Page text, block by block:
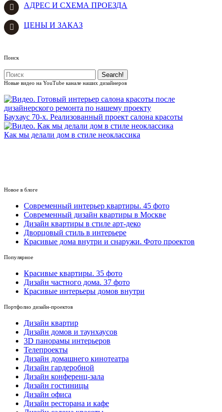
АДРЕС И СХЕМА ПРОЕЗДА
ЦЕНЫ И ЗАКАЗ
Поиск
Новые видео на YouTube канале наших дизайнеров
Баухаус 70-х. Реализованный проект салона красоты
Как мы делали дом в стиле неоклассика
Новое в блоге
Cовременный интерьер квартиры. 45 фото
Современный дизайн квартиры в Москве
Дизайн квартиры в стиле арт-деко
Дворцовый стиль в интерьере
Красивые дома внутри и снаружи. Фото проектов
Популярное
Красивые квартиры. 35 фото
Дизайн частного дома. 37 фото
Красивые интерьеры домов внутри
Портфолио дизайн-проектов
Дизайн квартир
Дизайн домов и таунхаусов
3D панорамы интерьеров
Телепроекты
Дизайн домашнего кинотеатра
Дизайн гардеробной
Дизайн конференц-зала
Дизайн гостиницы
Дизайн офиса
Дизайн ресторана и кафе